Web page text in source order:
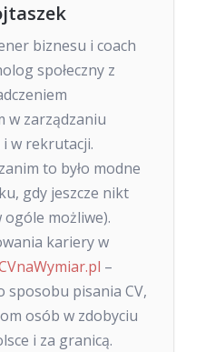
biznesu i coach
społeczny z
w zarządzaniu
w rekrutacji.
to było modne
gdy jeszcze nikt
ogóle możliwe).
kariery w
–
sposobu pisania CV,
osób w zdobyciu
i za granicą.